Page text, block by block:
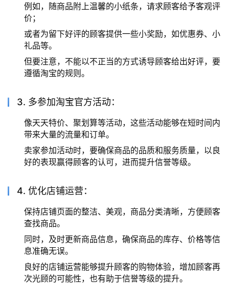
例如，随商品附上温馨的小纸条，请求顾客给予客观评
价；
或者为留下好评的顾客提供一些小奖励，如优惠券、小
礼品等。
但要注意，不能以不正当的方式诱导顾客给出好评，要
遵循淘宝的规则。
3. 多参加淘宝官方活动：
像天天特价、聚划算等活动，这些活动能够在短时间内
带来大量的流量和订单。
卖家参加活动时，要确保商品的品质和服务质量，以良
好的表现赢得顾客的认可，进而提升信誉等级。
4. 优化店铺运营：
保持店铺页面的整洁、美观，商品分类清晰，方便顾客
查找商品。
同时，及时更新商品信息，确保商品的库存、价格等信
息准确无误。
良好的店铺运营能够提升顾客的购物体验，增加顾客再
次光顾的可能性，也有助于信誉等级的提升。